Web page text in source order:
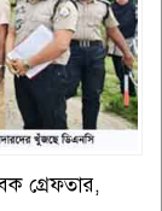
গ্রেফতার,